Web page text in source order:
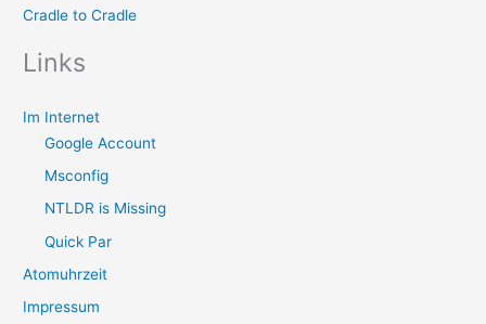
Cradle to Cradle
Links
Im Internet
Google Account
Msconfig
NTLDR is Missing
Quick Par
Atomuhrzeit
Impressum